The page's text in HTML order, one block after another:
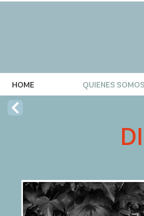
HOME QUIENES SOMOS